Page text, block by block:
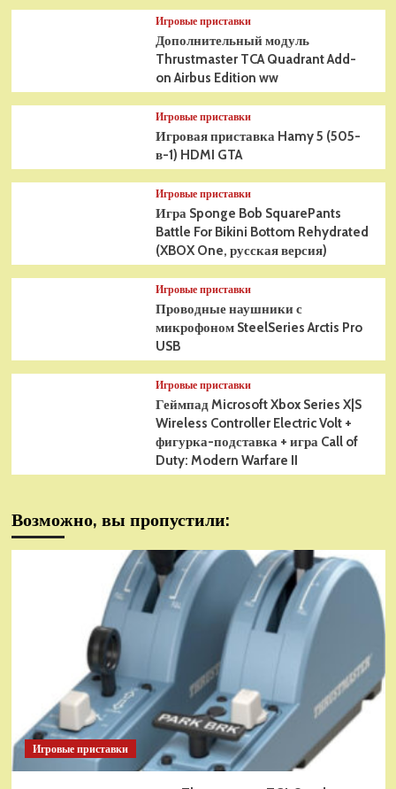
Игровые приставки
Дополнительный модуль
Thrustmaster TCA Quadrant Add-
on Airbus Edition ww
Игровые приставки
Игровая приставка Hamy 5 (505-
в-1) HDMI GTA
Игровые приставки
Игра Sponge Bob SquarePants
Battle For Bikini Bottom Rehydrated
(XBOX One, русская версия)
Игровые приставки
Проводные наушники с
микрофоном SteelSeries Arctis Pro
USB
Игровые приставки
Геймпад Microsoft Xbox Series X|S
Wireless Controller Electric Volt +
фигурка-подставка + игра Call of
Duty: Modern Warfare II
Возможно, вы пропустили:
Игровые приставки